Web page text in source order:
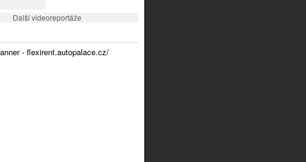
Další videoreportáže